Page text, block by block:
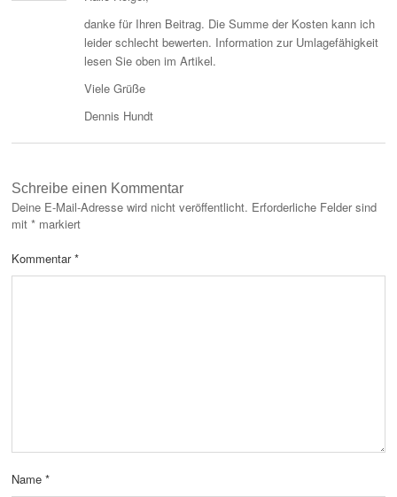
danke für Ihren Beitrag. Die Summe der Kosten kann ich
leider schlecht bewerten. Information zur Umlagefähigkeit
lesen Sie oben im Artikel.
Viele Grüße
Dennis Hundt
Schreibe einen Kommentar
Deine E-Mail-Adresse wird nicht veröffentlicht. Erforderliche Felder sind
mit * markiert
Kommentar*
Name *